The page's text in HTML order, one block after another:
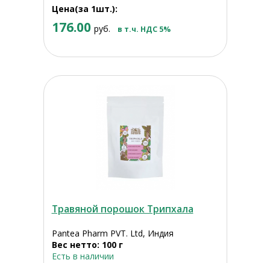
Цена(за 1шт.):
176.00 руб. в т.ч. НДС 5%
Травяной порошок Трипхала
Pantea Pharm PVT. Ltd, Индия
Вес нетто: 100 г
Есть в наличии